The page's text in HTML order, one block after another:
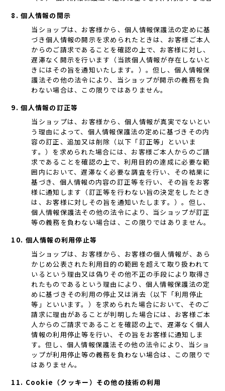
8. 個人情報の開示
当ショップは、お客様から、個人情報保護法の定めに基
づき個人情報の開示を求められたときは、お客様ご本人
からのご請求であることを確認の上で、お客様に対し、
遅滞なく開示を行います（当該個人情報が存在しないと
きにはその旨を通知いたします。）。但し、個人情報保
護法その他の法令により、当ショップが開示の義務を負
わない場合は、この限りではありません。
9. 個人情報の訂正等
当ショップは、お客様から、個人情報が真実でないとい
う理由によって、個人情報保護法の定めに基づきその内
容の訂正、追加又は削除（以下「訂正等」といいま
す。）を求められた場合には、お客様ご本人からのご請
求であることを確認の上で、利用目的の達成に必要な範
囲内において、遅滞なく必要な調査を行い、その結果に
基づき、個人情報の内容の訂正等を行い、その旨をお客
様に通知します（訂正等を行わない旨の決定をしたとき
は、お客様に対しその旨を通知いたします。）。但し、
個人情報保護法その他の法令により、当ショップが訂正
等の義務を負わない場合は、この限りではありません。
10. 個人情報の利用停止等
当ショップは、お客様から、お客様の個人情報が、あら
かじめ公表された利用目的の範囲を超えて取り扱われて
いるという理由又は偽りその他不正の手段により取得さ
れたものであるという理由により、個人情報保護法の定
めに基づきその利用の停止又は消去（以下「利用停止
等」といいます。）を求められた場合において、そのご
請求に理由があることが判明した場合には、お客様ご本
人からのご請求であることを確認の上で、遅滞なく個人
情報の利用停止等を行い、その旨をお客様に通知しま
す。但し、個人情報保護法その他の法令により、当ショ
ップが利用停止等の義務を負わない場合は、この限りで
はありません。
11. Cookie（クッキー）その他の技術の利用